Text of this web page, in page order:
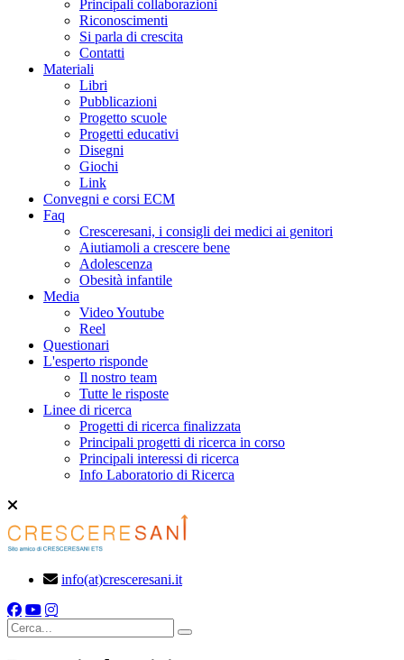
Principali collaborazioni
Riconoscimenti
Si parla di crescita
Contatti
Materiali
Libri
Pubblicazioni
Progetto scuole
Progetti educativi
Disegni
Giochi
Link
Convegni e corsi ECM
Faq
Cresceresani, i consigli dei medici ai genitori
Aiutiamoli a crescere bene
Adolescenza
Obesità infantile
Media
Video Youtube
Reel
Questionari
L'esperto risponde
Il nostro team
Tutte le risposte
Linee di ricerca
Progetti di ricerca finalizzata
Principali progetti di ricerca in corso
Principali interessi di ricerca
Info Laboratorio di Ricerca
info(at)cresceresani.it
Cerca